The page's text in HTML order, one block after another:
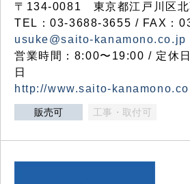
〒134-0081 東京都江戸川区
TEL：03-3688-3655 / FAX：
usuke@saito-kanamono.co.jp
営業時間：8:00〜19:00 / 定休
日
http://www.saito-
販売可 工事・取付可